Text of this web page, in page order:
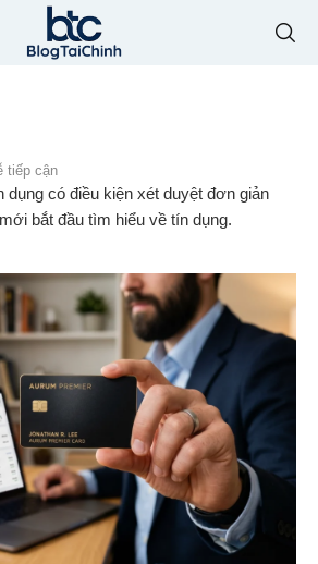
tiếp cận
dụng có điều kiện xét duyệt đơn giản
bắt đầu tìm hiểu về tín dụng.